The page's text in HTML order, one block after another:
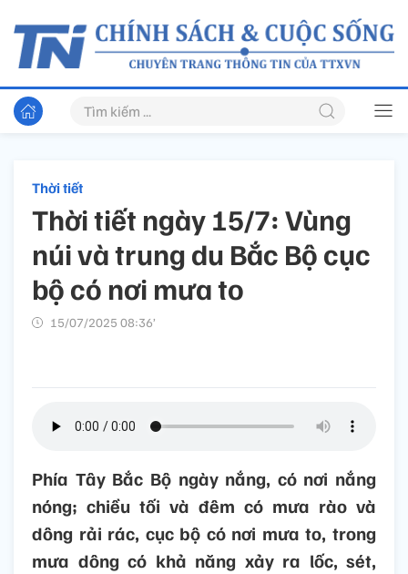
Thời tiết
Thời tiết ngày 15/7: Vùng
núi và trung du Bắc Bộ cục
bộ có nơi mưa to
15/07/2025 08:36’
Phía Tây Bắc Bộ ngày nắng, có nơi nắng
nóng; chiều tối và đêm có mưa rào và
dông rải rác, cục bộ có nơi mưa to, trong
mưa dông có khả năng xảy ra lốc, sét,